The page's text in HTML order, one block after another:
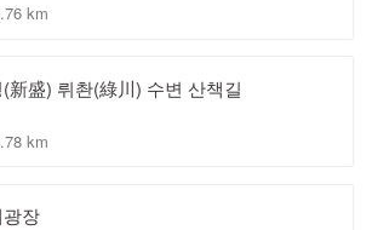
km
新盛) 뤼촨(綠川) 수변 산책길
km
장